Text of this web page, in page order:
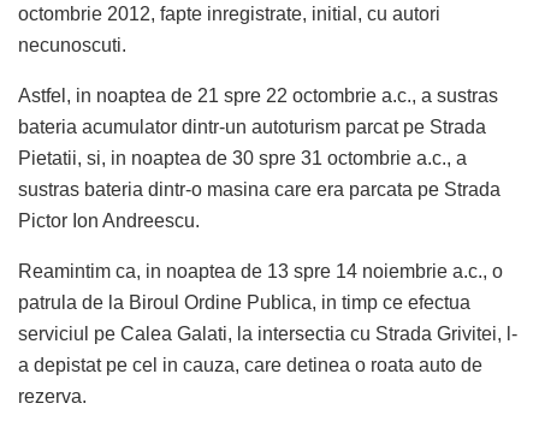
octombrie 2012, fapte inregistrate, initial, cu autori
necunoscuti.
Astfel, in noaptea de 21 spre 22 octombrie a.c., a sustras
bateria acumulator dintr-un autoturism parcat pe Strada
Pietatii, si, in noaptea de 30 spre 31 octombrie a.c., a
sustras bateria dintr-o masina care era parcata pe Strada
Pictor Ion Andreescu.
Reamintim ca, in noaptea de 13 spre 14 noiembrie a.c., o
patrula de la Biroul Ordine Publica, in timp ce efectua
serviciul pe Calea Galati, la intersectia cu Strada Grivitei, l-
a depistat pe cel in cauza, care detinea o roata auto de
rezerva.